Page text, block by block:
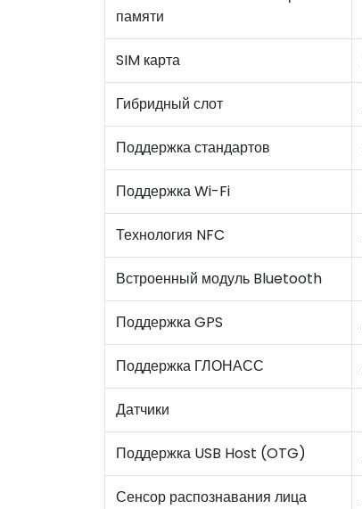
памяти
SIM карта
Гибридный слот
Поддержка стандартов
Поддержка Wi-Fi
Технология NFC
Встроенный модуль Bluetooth
Поддержка GPS
Поддержка ГЛОНАСС
Датчики
Поддержка USB Host (OTG)
Сенсор распознавания лица